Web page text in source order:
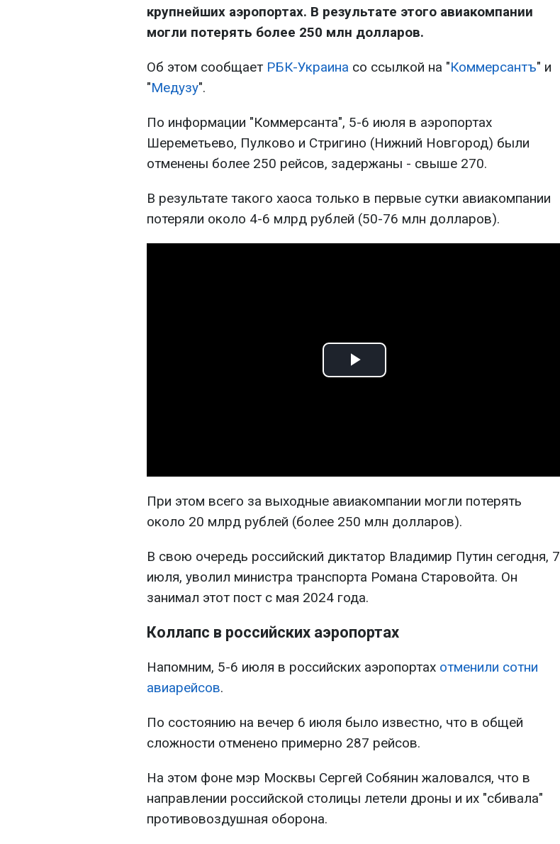
крупнейших аэропортах. В результате этого авиакомпании
могли потерять более 250 млн долларов.
Об этом сообщает РБК-Украина со ссылкой на "Коммерсантъ" и
"Медузу".
По информации "Коммерсанта", 5-6 июля в аэропортах
Шереметьево, Пулково и Стригино (Нижний Новгород) были
отменены более 250 рейсов, задержаны - свыше 270.
В результате такого хаоса только в первые сутки авиакомпании
потеряли около 4-6 млрд рублей (50-76 млн долларов).
Play
При этом всего за выходные авиакомпании могли потерять
около 20 млрд рублей (более 250 млн долларов).
В свою очередь российский диктатор Владимир Путин сегодня, 7
июля, уволил министра транспорта Романа Старовойта. Он
занимал этот пост с мая 2024 года.
Коллапс в российских аэропортах
Напомним, 5-6 июля в российских аэропортах отменили сотни
авиарейсов.
По состоянию на вечер 6 июля было известно, что в общей
сложности отменено примерно 287 рейсов.
На этом фоне мэр Москвы Сергей Собянин жаловался, что в
направлении российской столицы летели дроны и их "сбивала"
противовоздушная оборона.